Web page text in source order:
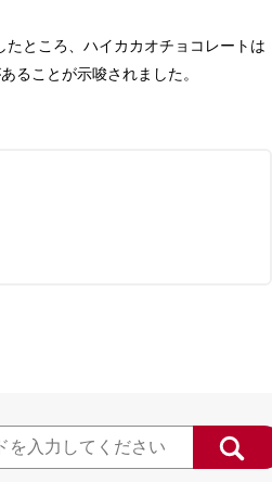
ところ、ハイカカオチョコレートは
ることが示唆されました。